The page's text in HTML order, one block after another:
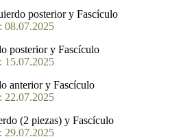
posterior y Fascículo
08.07.2025
posterior y Fascículo
15.07.2025
anterior y Fascículo
22.07.2025
(2 piezas) y Fascículo
29.07.2025